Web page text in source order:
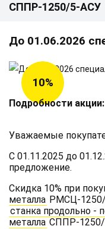
СППР-1250/5-АСУ
До 01.06.2026
10%
Подробности акции:
Уважаемые
С 01.11.2025 до
предложение.
Скидка 10% при
металла РМСЦ-1250/
станка продольно -
металла СППР-1250/